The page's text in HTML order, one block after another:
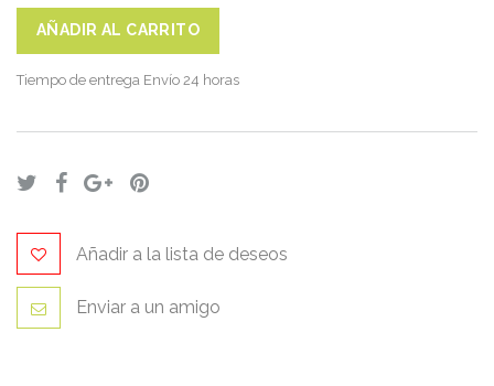
AÑADIR AL CARRITO
Tiempo de entrega Envío 24 horas
Añadir a la lista de deseos
Enviar a un amigo